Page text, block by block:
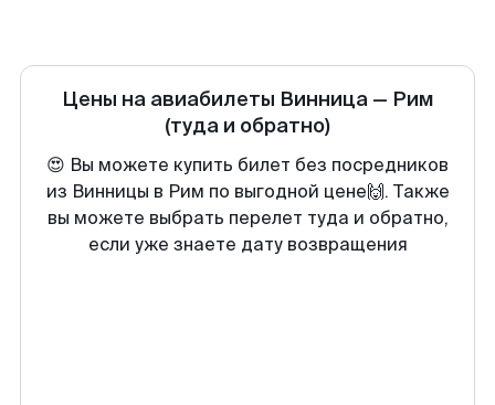
Цены на авиабилеты Винница— Рим
(туда и обратно)
😍 Вы можете купить билет без посредников
из Винницы в Рим по выгодной цене🙌. Также
вы можете выбрать перелет туда и обратно,
если уже знаете дату возвращения